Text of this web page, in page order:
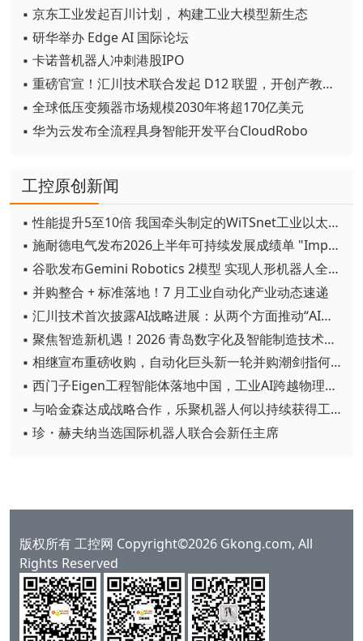
▪ 京东工业发起百川计划， 构建工业大模型新生态
▪ 研华举办 Edge AI 国际论坛
▪ 卡诺普机器人冲刺港股IPO
▪ 重磅官宣！汇川技术联合发起 D12 联盟，开创产教融合新范式
▪ 全球低压变频器市场规模2030年将超170亿美元
▪ 华为云发布全流程具身智能开发平台CloudRobo
工控原创新闻
▪ 性能提升5至10倍 我国牵头制定的WiTSnet工业以太网国际标准正式发布
▪ 施耐德电气发布2026上半年可持续发展成绩单 "Impact 2030"路线图开局稳健
▪ 谷歌发布Gemini Robotics 2模型 实现人形机器人全身智能控制突破
▪ 并购整合 + 标准落地！7 月工业自动化产业动态速递
▪ 汇川技术首次披露AI战略进展：从两个方面推动“AI业务化”落地
▪ 聚焦智造新机遇！2026 青岛数字化及智能制造技术论坛圆满落幕
▪ 相继宣布重磅收购，自动化巨头新一轮并购潮剑指何方？
▪ 西门子Eigen工程智能体落地中国，工业AI跨越物理世界“确定性”拐点
▪ 与哈金森达成战略合作，乐聚机器人何以持续获得工业巨头青睐？
▪ 珍・赫夫纳当选国际机器人联合会新任主席
版权所有 工控网 Copyright©2026 Gkong.com, All
Rights Reserved